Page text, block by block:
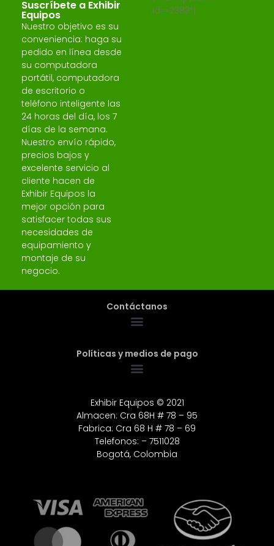
Suscríbete a Exhibir
Equipos
Nuestro objetivo es su
conveniencia: haga su
pedido en línea desde
su computadora
portátil, computadora
de escritorio o
teléfono inteligente las
24 horas del día, los 7
días de la semana.
Nuestro envío rápido,
precios bajos y
excelente servicio al
cliente hacen de
Exhibir Equipos la
mejor opción para
satisfacer todas sus
necesidades de
equipamiento y
montaje de su
negocio.
id=»2383″]
Contáctanos
Políticas y medios de pago
Exhibir Equipos © 2021
Almacen: Cra 68H # 78 – 95
Fabrica: Cra 68 H # 78 – 69
Telefonos: – 7511028
Bogotá, Colombia